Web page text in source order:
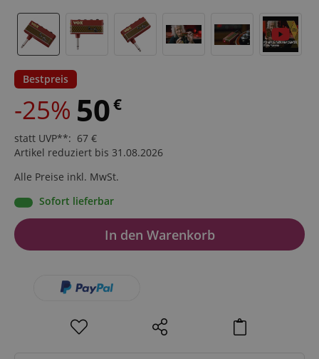
Bestpreis
-25% 50€
statt UVP**: 67 €
Artikel reduziert bis 31.08.2026
Alle Preise inkl. MwSt.
Sofort lieferbar
In den Warenkorb